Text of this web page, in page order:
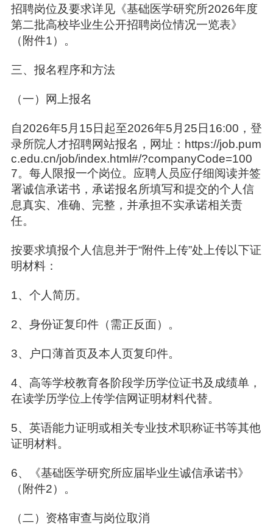
招聘岗位及要求详见《基础医学研究所2026年度
第二批高校毕业生公开招聘岗位情况一览表》
（附件1）。
三、报名程序和方法
（一）网上报名
自2026年5月15日起至2026年5月25日16:00，登
录所院人才招聘网站报名，网址：https://job.pum
c.edu.cn/job/index.html#/?companyCode=100
7。每人限报一个岗位。应聘人员应仔细阅读并签
署诚信承诺书，承诺报名所填写和提交的个人信
息真实、准确、完整，并承担不实承诺相关责
任。
按要求填报个人信息并于“附件上传”处上传以下证
明材料：
1、个人简历。
2、身份证复印件（需正反面）。
3、户口薄首页及本人页复印件。
4、高等学校教育各阶段学历学位证书及成绩单，
在读学历学位上传学信网证明材料代替。
5、英语能力证明或相关专业技术职称证书等其他
证明材料。
6、《基础医学研究所应届毕业生诚信承诺书》
（附件2）。
（二）资格审查与岗位取消